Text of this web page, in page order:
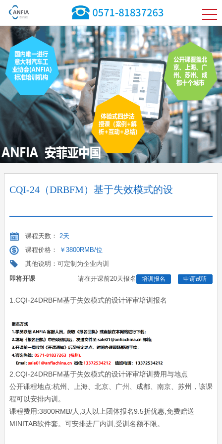
CQI-24（DRBFM）基于失效模式的设
课程天数： 2天
课程价格：
￥3800RMB/位
其他说明：可定制为企业内训
即将开课
请在开课前20天报名 培训报名 申请试听
1.CQI-24DRBFM基于失效模式的设计评审培训报名
2.CQI-24DRBFM基于失效模式的设计评审培训费用与地点
公开课程地点:杭州、上海、北京、广州、成都、南京、苏州，该课
程可以安排内训。
课程费用:3800RMB/人,3人以上团体报名9.5折优惠,免费赠送
MINITAB软件套。可安排进厂内训,受训名额不限。